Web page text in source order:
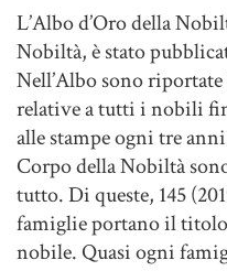
L’Albo d’Oro della
Nobiltà, è stato
Nell’Albo sono
relative a tutti i nobili
alle stampe ogni tre
Corpo della Nobiltà
tutto. Di queste, 145
famiglie portano il titolo
nobile. Quasi ogni